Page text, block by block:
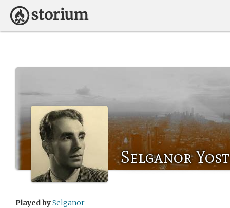
Selganor
Played bySelganor